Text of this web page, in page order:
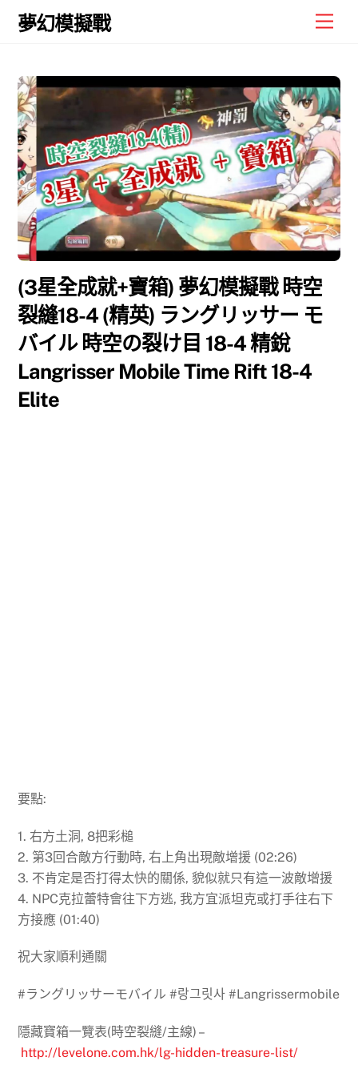
Skip
夢幻模擬戰
(3星全成就+寶箱) 夢幻模擬戰 時空
裂縫18-4 (精英) ラングリッサー モ
バイル 時空の裂け目 18-4 精銳
Langrisser Mobile Time Rift 18-4
Elite
要點:
1. 右方土洞, 8把彩槌
2. 第3回合敵方行動時, 右上角出現敵增援 (02:26)
3. 不肯定是否打得太快的關係, 貌似就只有這一波敵增援
4. NPC克拉蕾特會往下方逃, 我方宜派坦克或打手往右下
方接應 (01:40)
祝大家順利通關
#ラングリッサーモバイル #랑그릿사 #Langrissermobile
隱藏寶箱一覽表(時空裂縫/主線) –
http://levelone.com.hk/lg-hidden-treasure-list/